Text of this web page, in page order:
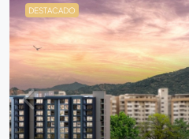
DESTACADO